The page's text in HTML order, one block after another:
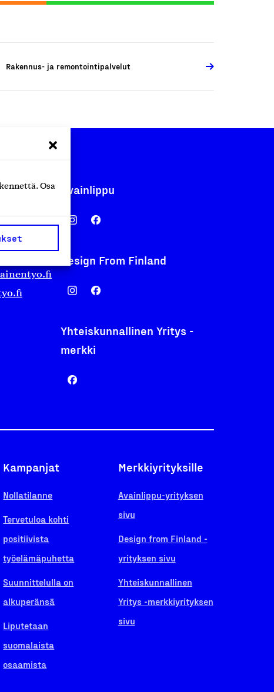
Osa
Rakennus- ja remontointipalvelut
Avainlippu
Design From Finland
Yhteiskunnallinen Yritys -
merkki
Kampanjat
Nollatilanne
Tervetuloa kohti
positiivista
työelämäpuhetta
Suunnittelulla on
alkuperänsä
Liputetaan
suomalaista
osaamista
Merkkiyrityksille
Avainlippu-yrityksen
sivu
Design from Finland -
yrityksen sivu
Yhteiskunnallinen
Yritys -merkkiyrityksen
sivu